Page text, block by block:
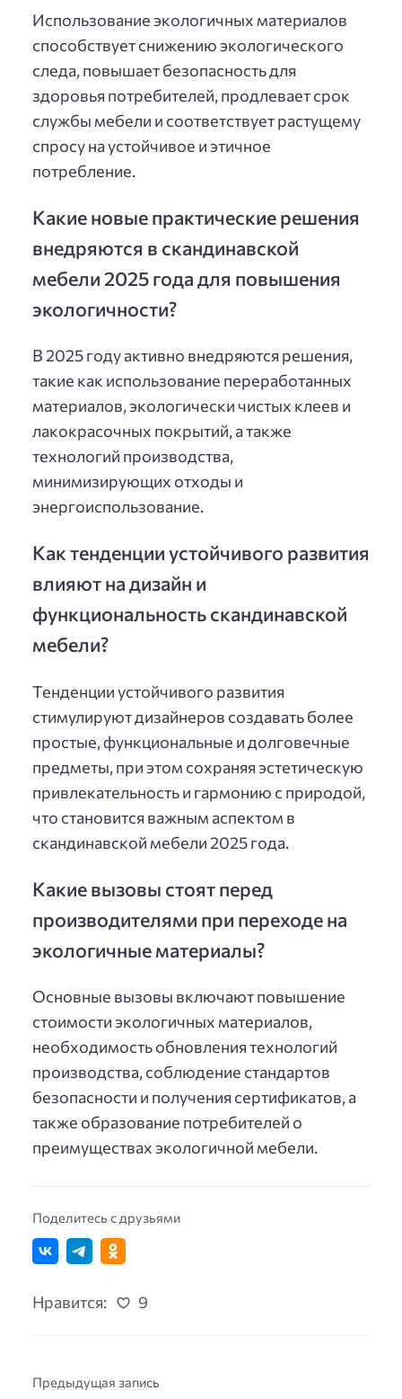
Использование экологичных материалов
способствует снижению экологического
следа, повышает безопасность для
здоровья потребителей, продлевает срок
службы мебели и соответствует растущему
спросу на устойчивое и этичное
потребление.
Какие новые практические решения
внедряются в скандинавской
мебели 2025 года для повышения
экологичности?
В 2025 году активно внедряются решения,
такие как использование переработанных
материалов, экологически чистых клеев и
лакокрасочных покрытий, а также
технологий производства,
минимизирующих отходы и
энергоиспользование.
Как тенденции устойчивого развития
влияют на дизайн и
функциональность скандинавской
мебели?
Тенденции устойчивого развития
стимулируют дизайнеров создавать более
простые, функциональные и долговечные
предметы, при этом сохраняя эстетическую
привлекательность и гармонию с природой,
что становится важным аспектом в
скандинавской мебели 2025 года.
Какие вызовы стоят перед
производителями при переходе на
экологичные материалы?
Основные вызовы включают повышение
стоимости экологичных материалов,
необходимость обновления технологий
производства, соблюдение стандартов
безопасности и получения сертификатов, а
также образование потребителей о
преимуществах экологичной мебели.
Поделитесь с друзьями
Нравится: 9
Предыдущая запись